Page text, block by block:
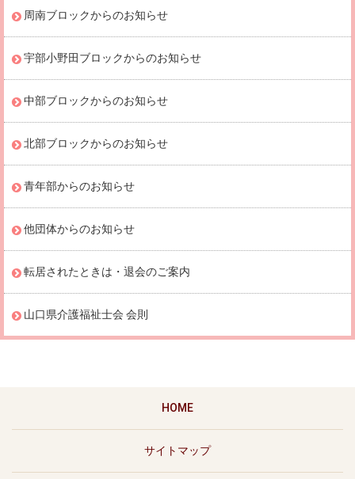
周南ブロックからのお知らせ
宇部小野田ブロックからのお知らせ
中部ブロックからのお知らせ
北部ブロックからのお知らせ
青年部からのお知らせ
他団体からのお知らせ
転居されたときは・退会のご案内
山口県介護福祉士会 会則
HOME
サイトマップ